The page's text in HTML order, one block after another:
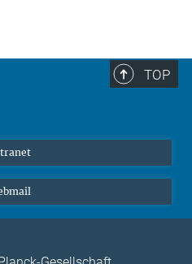
TOP